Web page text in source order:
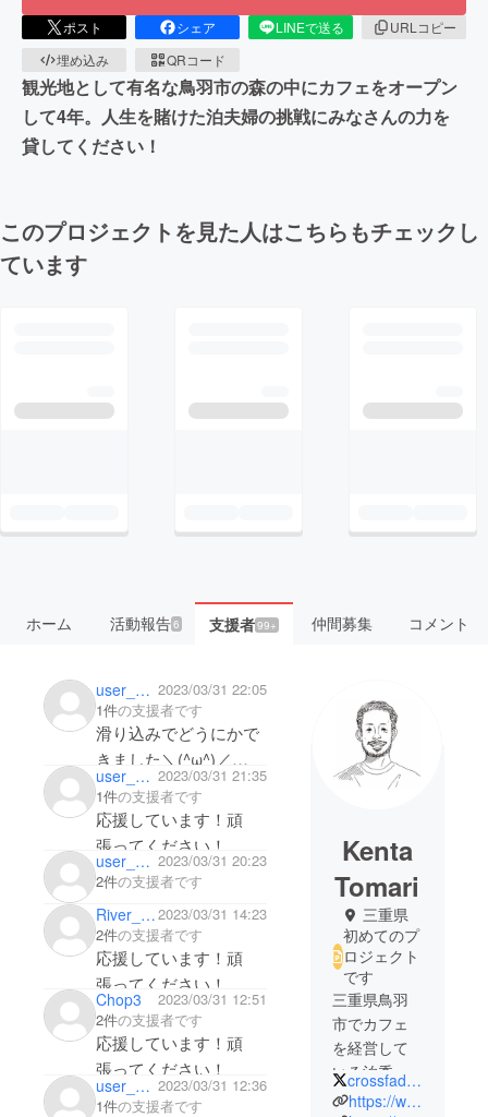
ポスト シェア LINEで送る
URLコピー
埋め込み
QRコード
観光地として有名な鳥羽市の森の中にカフェをオープン
して4年。人生を賭けた泊夫婦の挑戦にみなさんの力を
貸してください！
このプロジェクトを見た人はこちらもチェックし
ています
ホーム 活動報告6 支援者99+ 仲間募集 コメント
user_dd07da7786b4 2023/03/31 22:05
1件の支援者です
滑り込みでどうにかで
きました＼(^ω^)／
応援してます！
伺える時を楽しみにし
てます！
user_5e0a8fdd96a4 2023/03/31 21:35
1件の支援者です
応援しています！頑
張ってください！
user_da37db19ac34 2023/03/31 20:23
2件の支援者です
River_village2023/03/31 14:23
2件の支援者です
応援しています！頑
張ってください！
Chop3
2023/03/31 12:51
2件の支援者です
応援しています！頑
張ってください！
user_4c5f28604dd4 2023/03/31 12:36
1件の支援者です
Kenta
Tomari
三重県
初めてのプ
ロジェクト
です
三重県鳥羽
市でカフェ
を経営して
いる泊秀枝
の夫。
crossfadehack
https://www.instagram.com/sedum_cafe/